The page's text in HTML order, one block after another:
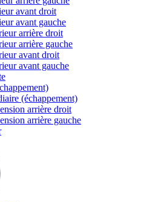
avant droit
avant gauche
arrière droit
arrière gauche
avant droit
avant gauche
(échappement)
arrière droit
arrière gauche